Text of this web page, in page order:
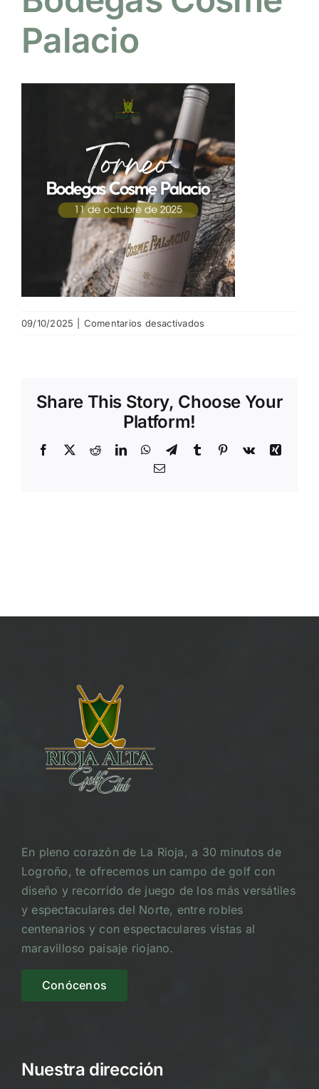
NOTICIAS
Palacio
09/10/2025 Comentarios desactivados
Palacio
Share This Story, Choose Your
Platform!
Facebook
X RedditLinkedInWhatsApp
TelegramTumblr Pinterest
Vk
Xing
Email
En pleno corazón de La Rioja, a 30 minutos de
Logroño, te ofrecemos un campo de golf con
diseño y recorrido de juego de los más versátiles
y espectaculares del Norte, entre robles
centenarios y con espectaculares vistas al
maravilloso paisaje riojano.
Conócenos
Nuestra dirección